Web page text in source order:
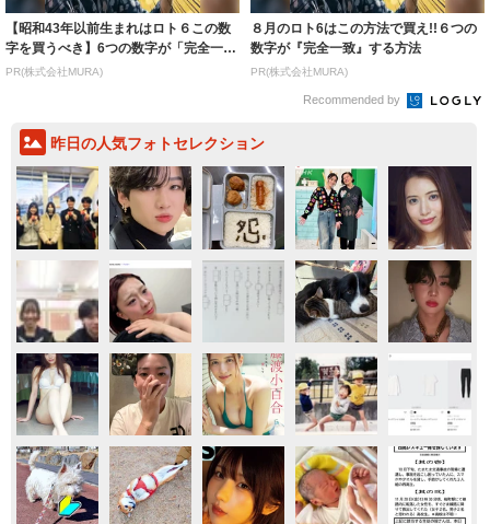
【昭和43年以前生まれはロト６この数
字を買うべき】6つの数字が「完全一
致」する方...
PR(株式会社MURA)
８月のロト6はこの方法で買え!!６つの
数字が『完全一致』する方法
PR(株式会社MURA)
Recommended by
昨日の人気フォトセレクション